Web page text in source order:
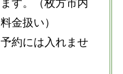
す。（枚方市内
金扱い）
約には入れませ